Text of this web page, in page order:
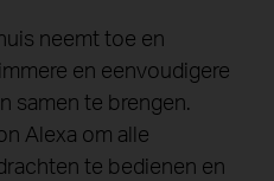
neemt toe en
en eenvoudigere
samen te brengen.
Alexa om alle
te bedienen en